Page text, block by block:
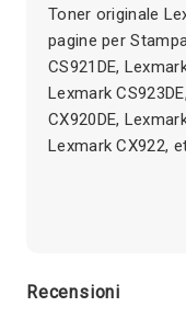
Toner originale
pagine per
CS921DE,
Lexmark
CX920DE,
Lexmark CX922,
Recensioni